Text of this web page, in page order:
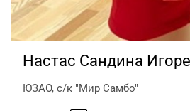
Настас Сандина
ЮЗАО, с/к "Мир Самбо"